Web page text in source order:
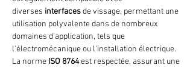
diverses interfacesde vissage, permettant une
utilisation polyvalente dans de nombreux
domaines d'application, tels que
l'électromécanique ou l'installation électrique.
La norme ISO 8764est respectée, assurant une